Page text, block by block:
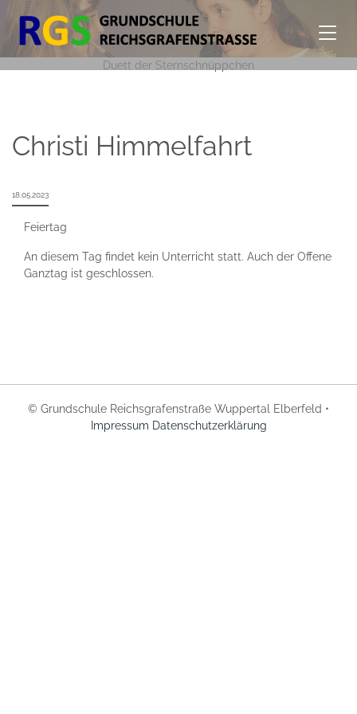
Duett der Sternschnüppchen
Christi Himmelfahrt
18.05.2023
Feiertag
An diesem Tag findet kein Unterricht statt. Auch der Offene
Ganztag ist geschlossen.
© Grundschule Reichsgrafenstraße Wuppertal Elberfeld •
Impressum Datenschutzerklärung